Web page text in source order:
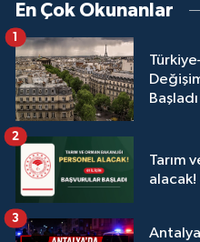
En Çok Okunanlar
Başladı
1
Tarım
alacak!
2
3